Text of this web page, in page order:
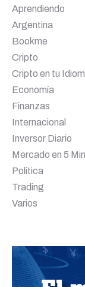
Aprendiendo
Argentina
Bookme
Cripto
Cripto en tu
Economía
Finanzas
Internacional
Inversor Diario
Mercado en 5
Política
Trading
Varios